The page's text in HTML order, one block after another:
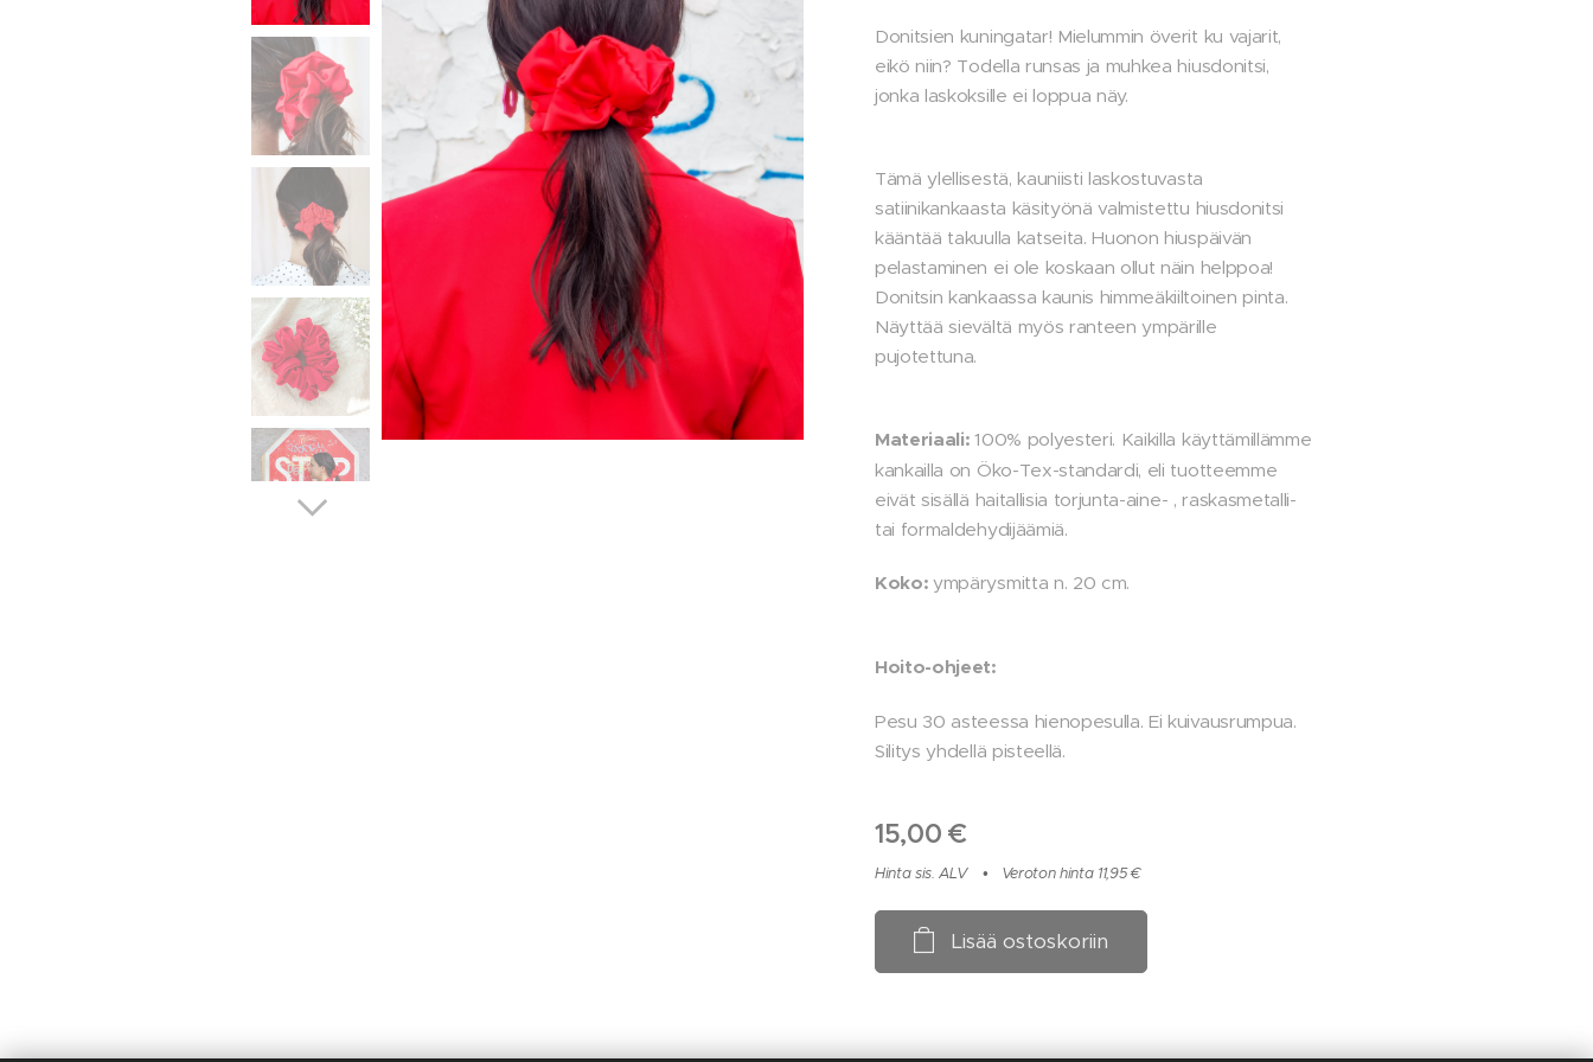
Donitsien kuningatar! Mielummin överit ku vajarit,
eikö niin? Todella runsas ja muhkea hiusdonitsi,
jonka laskoksille ei loppua näy.
Tämä ylellisestä, kauniisti laskostuvasta
satiinikankaasta käsityönä valmistettu hiusdonitsi
kääntää takuulla katseita. Huonon hiuspäivän
pelastaminen ei ole koskaan ollut näin helppoa!
Donitsin kankaassa kaunis himmeäkiiltoinen pinta.
Näyttää sievältä myös ranteen ympärille
pujotettuna.
Materiaali:100% polyesteri. Kaikilla käyttämillämme
kankailla on Öko-Tex-standardi, eli tuotteemme
eivät sisällä haitallisia torjunta-aine- , raskasmetalli-
tai formaldehydijäämiä.
Koko:ympärysmitta n. 20 cm.
Hoito-ohjeet:
Pesu 30 asteessa hienopesulla. Ei kuivausrumpua.
Silitys yhdellä pisteellä.
15,00 €
Hinta sis. ALV Veroton hinta 11,95 €
Lisää ostoskoriin